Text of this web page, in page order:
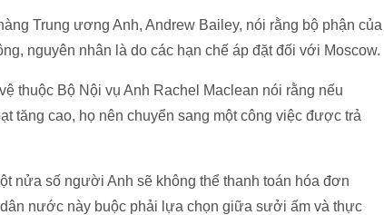
Trung ương Anh, Andrew Bailey, nói rằng bộ phận của
nguyên nhân là do các hạn chế áp đặt đối với Moscow.
thuộc Bộ Nội vụ Anh Rachel Maclean nói rằng nếu
tăng cao, họ nên chuyển sang một công việc được trả
nửa số người Anh sẽ không thể thanh toán hóa đơn
nước này buộc phải lựa chọn giữa sưởi ấm và thực